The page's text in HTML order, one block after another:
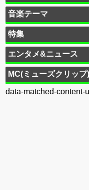
音楽テーマ
特集
エンタメ&ニュース
MC(ミューズクリップ)
data-matched-